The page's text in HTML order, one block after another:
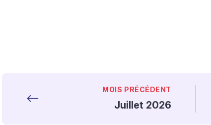
MOIS PRÉCÉDENT
Juillet 2026